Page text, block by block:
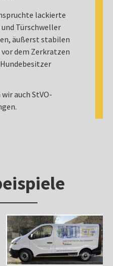
lackierte
Türschweller
äußerst stabilen
dem Zerkratzen
auch StVO-